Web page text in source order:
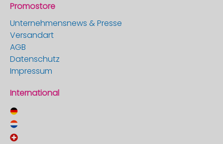
Promostore
Unternehmensnews & Presse
Versandart
AGB
Datenschutz
Impressum
International